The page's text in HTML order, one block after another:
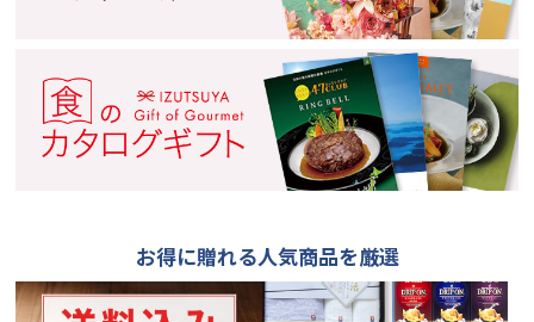
お得に贈れる人気商品を厳選